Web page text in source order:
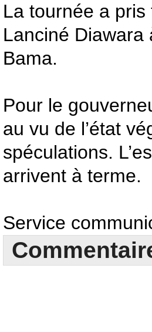
La tournée a pris
Lanciné Diawara
Bama.
Pour le
au vu de l’état
spéculations.
arrivent à terme.
Service